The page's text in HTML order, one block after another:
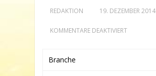
REDAKTION 19. DEZEMBER 2014
KOMMENTARE DEAKTIVIERTFÜR
Branche